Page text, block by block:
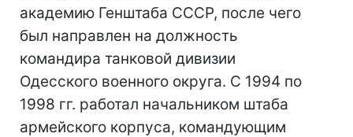
академию Генштаба СССР, после чего
был направлен на должность
командира танковой дивизии
Одесского военного округа. С 1994 по
1998 гг. работал начальником штаба
армейского корпуса, командующим